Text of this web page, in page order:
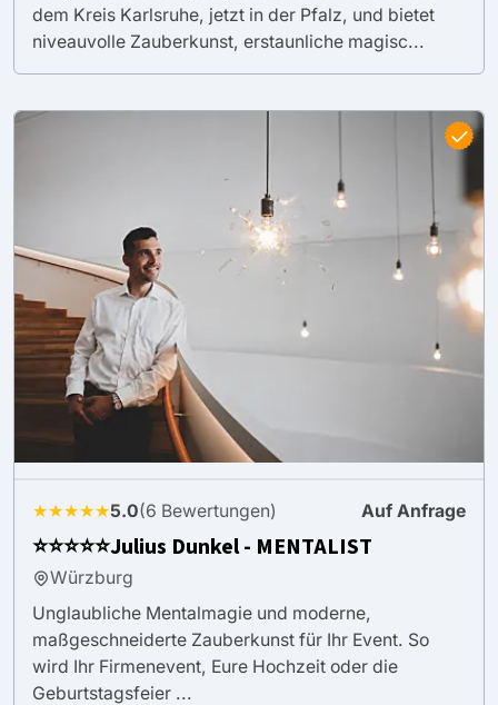
dem Kreis Karlsruhe, jetzt in der Pfalz, und bietet
niveauvolle Zauberkunst, erstaunliche magisc...
★★★★★5.0(6 Bewertungen) Auf Anfrage
⭐️⭐️⭐️⭐️⭐️Julius Dunkel - MENTALIST
Würzburg
Unglaubliche Mentalmagie und moderne,
maßgeschneiderte Zauberkunst für Ihr Event. So
wird Ihr Firmenevent, Eure Hochzeit oder die
Geburtstagsfeier ...